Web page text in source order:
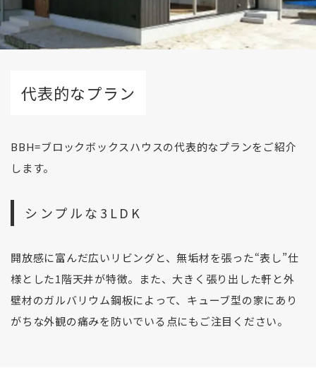
代表的なプラン
BBH=ブロックボックスハウスの代表的なプランをご紹介
します。
シンプルな3LDK
開放感に富んだ広いリビングと、無垢材を張った“表し”仕
様とした1階天井が特徴。また、大きく張り出した軒と外
壁材のガルバリウム鋼板によって、キューブ型の家にあり
がちな外観の痛みを防いでいる点にもご注目ください。